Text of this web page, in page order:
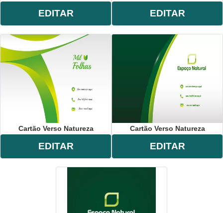
EDITAR EDITAR
Cartão Verso Natureza
EDITAR
Cartão Verso Natureza
EDITAR